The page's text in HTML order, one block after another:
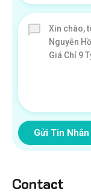
Gửi Tin Nhắn
Contact